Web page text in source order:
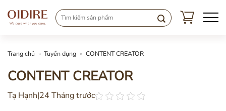
đến
Trang chủ » Tuyển dụng » CONTENT CREATOR
CONTENT CREATOR
Tạ Hạnh|24 Tháng trước